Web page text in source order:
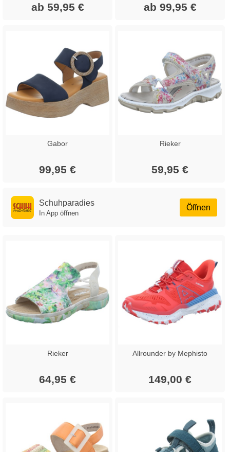
ab 59,95 € ab 99,95 €
Gabor
99,95 €
Rieker
59,95 €
Öffnen
Schuhparadies
In App öffnen
Rieker
64,95 €
Allrounder by Mephisto
149,00 €